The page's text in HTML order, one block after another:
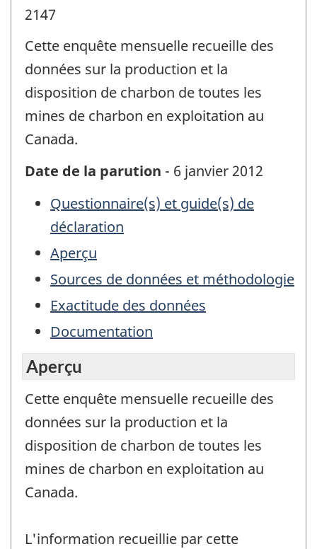
2147
Cette enquête mensuelle recueille des
données sur la production et la
disposition de charbon de toutes les
mines de charbon en exploitation au
Canada.
Date de la parution - 6 janvier 2012
Questionnaire(s) et guide(s) de
déclaration
Aperçu
Sources de données et méthodologie
Exactitude des données
Documentation
Aperçu
Cette enquête mensuelle recueille des
données sur la production et la
disposition de charbon de toutes les
mines de charbon en exploitation au
Canada.
L'information recueillie par cette